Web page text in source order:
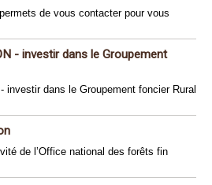
de vous contacter pour vous
- investir dans le Groupement
investir dans le Groupement foncier Rural
de l’Office national des forêts fin